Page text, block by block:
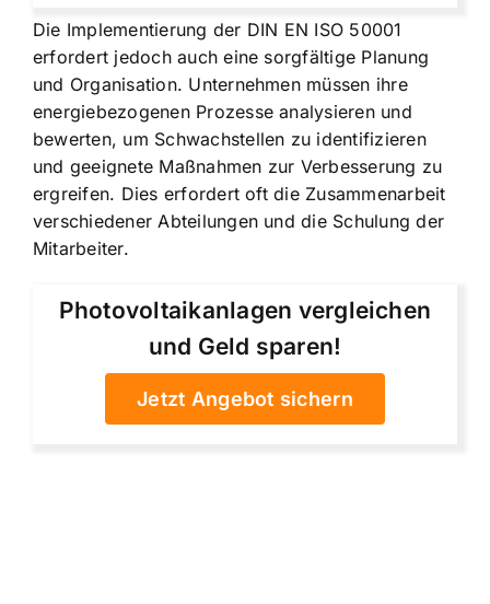
Die Implementierung der DIN EN ISO 50001
erfordert jedoch auch eine sorgfältige Planung
und Organisation. Unternehmen müssen ihre
energiebezogenen Prozesse analysieren und
bewerten, um Schwachstellen zu identifizieren
und geeignete Maßnahmen zur Verbesserung zu
ergreifen. Dies erfordert oft die Zusammenarbeit
verschiedener Abteilungen und die Schulung der
Mitarbeiter.
Photovoltaikanlagen vergleichen
und Geld sparen!
Jetzt Angebot sichern